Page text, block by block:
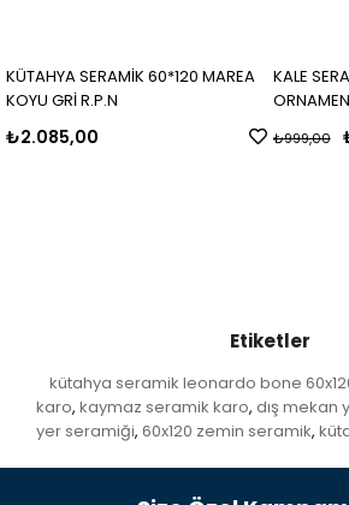
KÜTAHYA SERAMİK 60*120 MAREA
KOYU GRİ R.P.N
₺2.085,00
KALE
₺999,00
Etiketler
kütahya seramik leonardo bone
karo, kaymaz seramik karo, dış mekan
yer seramiği, 60x120 zemin seramik,